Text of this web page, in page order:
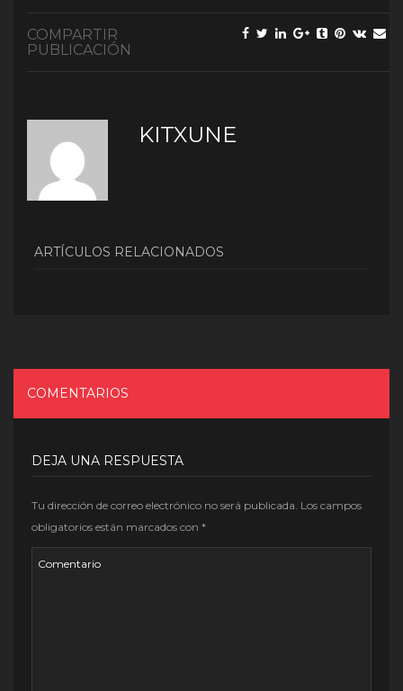
COMPARTIR
PUBLICACIÓN
KITXUNE
ARTÍCULOS RELACIONADOS
COMENTARIOS
DEJA UNA RESPUESTA
Tu dirección de correo electrónico no será publicada. Los campos
obligatorios están marcados con *